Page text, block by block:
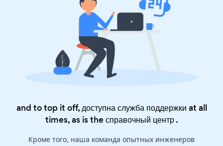
and to top it off, доступна служба поддержки at all
times, as is theсправочный центр.
Кроме того, наша команда опытных инженеров